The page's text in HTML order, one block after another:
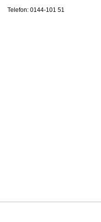
Telefon: 0144-101 51